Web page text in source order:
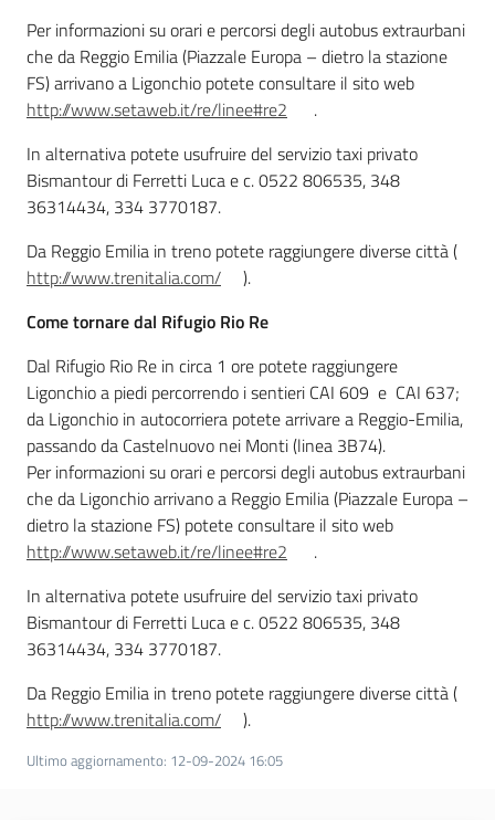
Per informazioni su orari e percorsi degli autobus extraurbani
che da Reggio Emilia (Piazzale Europa – dietro la stazione
FS) arrivano a Ligonchio potete consultare il sito web
http://www.setaweb.it/re/linee#re2
.
In alternativa potete usufruire del servizio taxi privato
Bismantour di Ferretti Luca e c. 0522 806535, 348
36314434, 334 3770187.
Da Reggio Emilia in treno potete raggiungere diverse città (
http://www.trenitalia.com/
).
Come tornare dal Rifugio Rio Re
Dal Rifugio Rio Re in circa 1 ore potete raggiungere
Ligonchio a piedi percorrendo i sentieri CAI 609 e CAI 637;
da Ligonchio in autocorriera potete arrivare a Reggio-Emilia,
passando da Castelnuovo nei Monti (linea 3B74).
Per informazioni su orari e percorsi degli autobus extraurbani
che da Ligonchio arrivano a Reggio Emilia (Piazzale Europa –
dietro la stazione FS) potete consultare il sito web
http://www.setaweb.it/re/linee#re2
.
In alternativa potete usufruire del servizio taxi privato
Bismantour di Ferretti Luca e c. 0522 806535, 348
36314434, 334 3770187.
Da Reggio Emilia in treno potete raggiungere diverse città (
http://www.trenitalia.com/
).
Ultimo aggiornamento: 12-09-2024 16:05